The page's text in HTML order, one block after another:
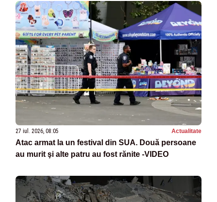
27 iul. 2026, 08:05 Actualitate
Atac armat la un festival din SUA. Două persoane
au murit şi alte patru au fost rănite -VIDEO